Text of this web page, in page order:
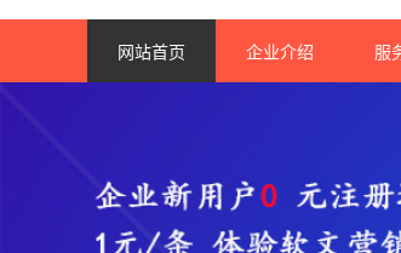
网站首页 企业介绍 服